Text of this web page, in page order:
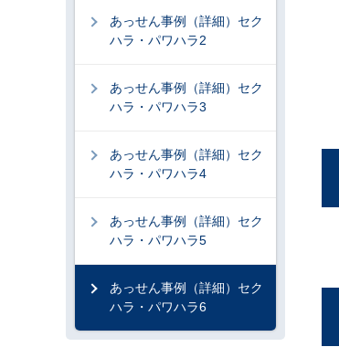
あっせん事例（詳細）セク
ハラ・パワハラ2
あっせん事例（詳細）セク
ハラ・パワハラ3
あっせん事例（詳細）セク
ハラ・パワハラ4
あっせん事例（詳細）セク
ハラ・パワハラ5
あっせん事例（詳細）セク
ハラ・パワハラ6